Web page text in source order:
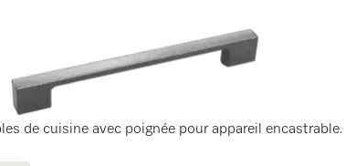
de cuisine avec poignée pour appareil encastrable.